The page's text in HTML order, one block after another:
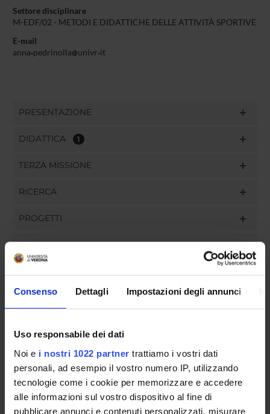
Consenso Dettagli Impostazioni degli annunci
Uso responsabile dei dati
Noi e i nostri 1022 partner trattiamo i vostri dati
personali, ad esempio il vostro numero IP, utilizzando
tecnologie come i cookie per memorizzare e accedere
alle informazioni sul vostro dispositivo al fine di
pubblicare annunci e contenuti personalizzati, misurare
Settore disciplinare
M-EDF/02 - METODI E DIDATTICHE DELLE ATTIVITÀ SPORTIVE
E-mail
anna pedrinolla univr it
PRESENTAZIONE
DIDATTICA 1
TERZA MISSIONE
RICERCA
PROGETTI
PUBBLICAZIONI
ORGANIZZAZIONE
GOVERNANCE
COMMISSIONI